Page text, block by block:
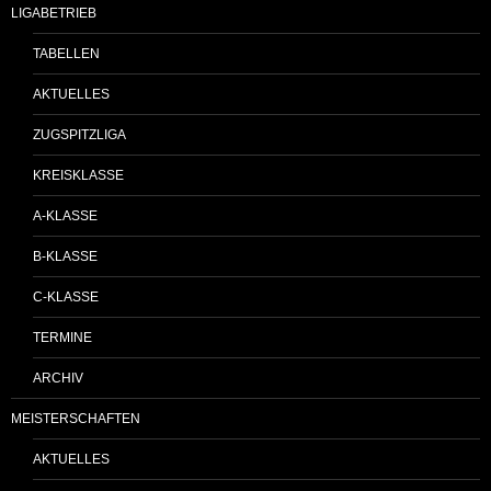
LIGABETRIEB
TABELLEN
AKTUELLES
ZUGSPITZLIGA
KREISKLASSE
A-KLASSE
B-KLASSE
C-KLASSE
TERMINE
ARCHIV
MEISTERSCHAFTEN
AKTUELLES